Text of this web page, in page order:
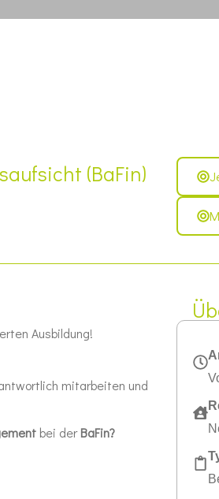
(BaFin)
Ausbildung!
mitarbeiten und
bei derBaFin?